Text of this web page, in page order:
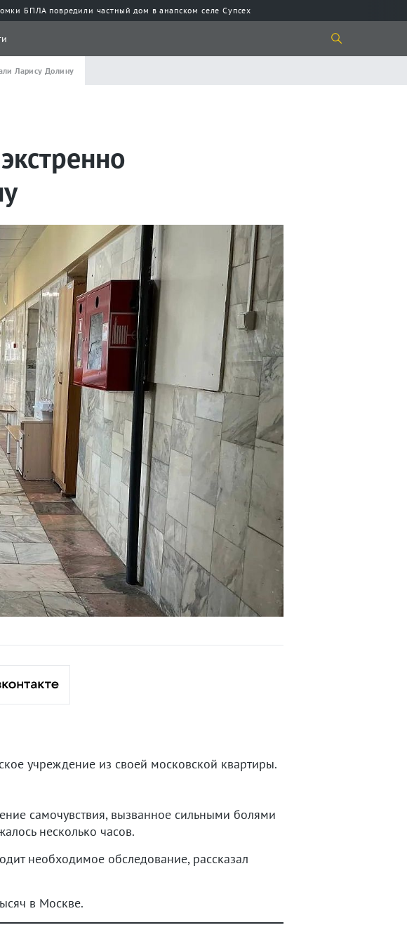
БПЛА повредили частный дом в анапском селе Супсех
Ларису Долину
учреждение из своей московской квартиры.
самочувствия, вызванное сильными болями
несколько часов.
необходимое обследование, рассказал
в Москве.